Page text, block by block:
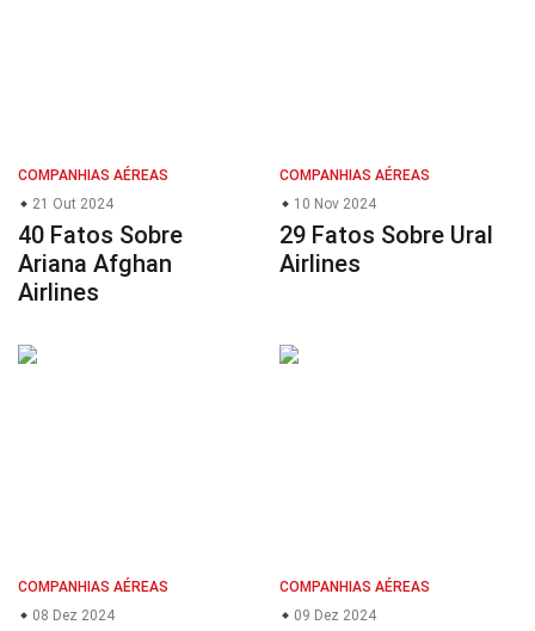
COMPANHIAS AÉREAS
21 Out 2024
40 Fatos Sobre
Ariana Afghan
Airlines
COMPANHIAS AÉREAS
10 Nov 2024
29 Fatos Sobre Ural
Airlines
COMPANHIAS AÉREAS
08 Dez 2024
COMPANHIAS AÉREAS
09 Dez 2024